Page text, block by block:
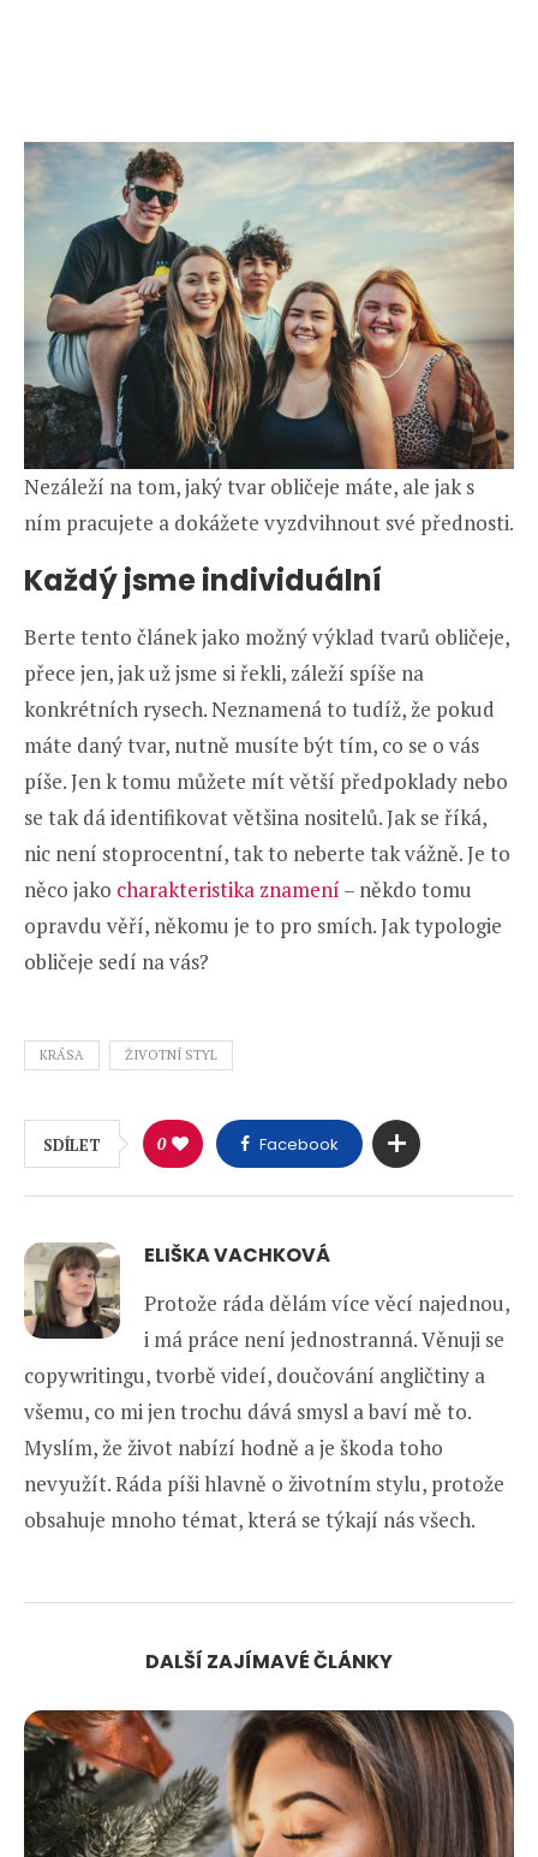
Nezáleží na tom, jaký tvar obličeje máte, ale jak s
ním pracujete a dokážete vyzdvihnout své přednosti.
Každý jsme individuální
Berte tento článek jako možný výklad tvarů obličeje,
přece jen, jak už jsme si řekli, záleží spíše na
konkrétních rysech. Neznamená to tudíž, že pokud
máte daný tvar, nutně musíte být tím, co se o vás
píše. Jen k tomu můžete mít větší předpoklady nebo
se tak dá identifikovat většina nositelů. Jak se říká,
nic není stoprocentní, tak to neberte tak vážně. Je to
něco jako charakteristika znamení – někdo tomu
opravdu věří, někomu je to pro smích. Jak typologie
obličeje sedí na vás?
KRÁSA ŽIVOTNÍ STYL
SDÍLET 0 Facebook
ELIŠKA VACHKOVÁ
Protože ráda dělám více věcí najednou,
i má práce není jednostranná. Věnuji se
copywritingu, tvorbě videí, doučování angličtiny a
všemu, co mi jen trochu dává smysl a baví mě to.
Myslím, že život nabízí hodně a je škoda toho
nevyužít. Ráda píši hlavně o životním stylu, protože
obsahuje mnoho témat, která se týkají nás všech.
DALŠÍ ZAJÍMAVÉ ČLÁNKY